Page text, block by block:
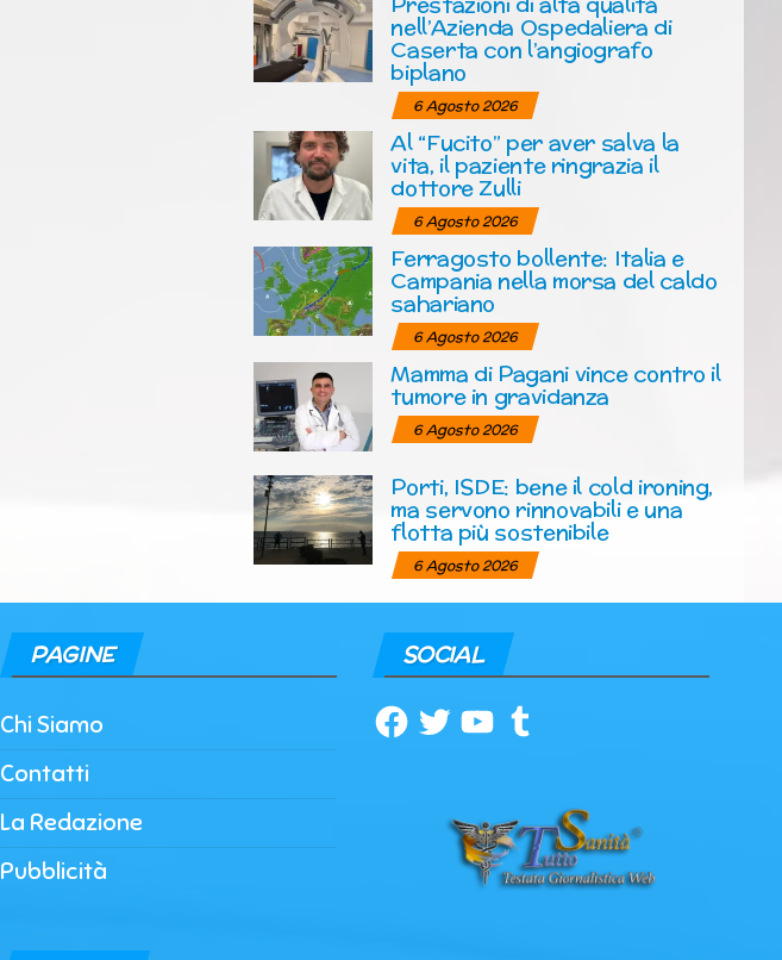
nell’Azienda Ospedaliera di
Caserta con l’angiografo
biplano
6 Agosto 2026
Al “Fucito” per aver salva la
vita, il paziente ringrazia il
dottore Zulli
6 Agosto 2026
Ferragosto bollente: Italia e
Campania nella morsa del caldo
sahariano
6 Agosto 2026
Mamma di Pagani vince contro il
tumore in gravidanza
6 Agosto 2026
Porti, ISDE: bene il cold ironing,
ma servono rinnovabili e una
flotta più sostenibile
6 Agosto 2026
PAGINE
Chi Siamo
Contatti
La Redazione
Pubblicità
SOCIAL
Facebook
TwitterYouTubeTumblr